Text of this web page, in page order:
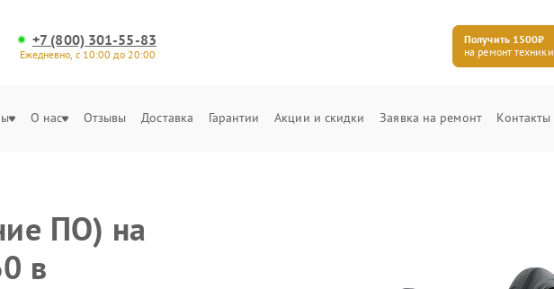
+7 (800) 301-55-83
Ежедневно, с 10:00 до 20:00
Получить 1500₽
на ремонт техники
О нас Отзывы Доставка Гарантии Акции и скидки Заявка на ремонт Контакты
ПО) на
в